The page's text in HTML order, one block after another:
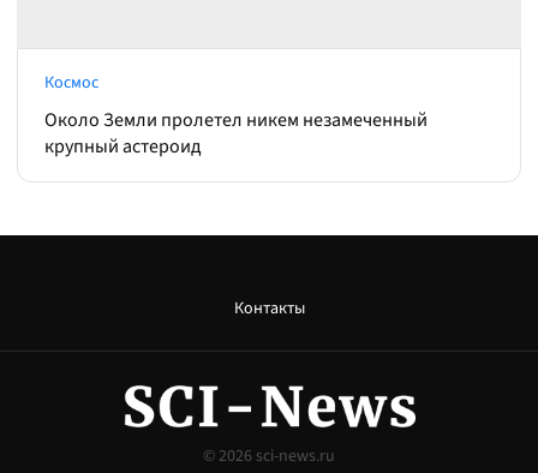
Космос
Около Земли пролетел никем незамеченный
крупный астероид
Контакты
© 2026 sci-news.ru